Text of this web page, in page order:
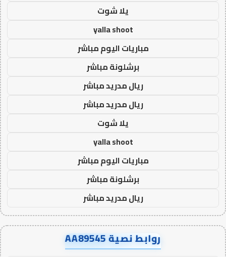
يلا شوت
yalla shoot
مباريات اليوم مباشر
برشلونة مباشر
ريال مدريد مباشر
ريال مدريد مباشر
يلا شوت
yalla shoot
مباريات اليوم مباشر
برشلونة مباشر
ريال مدريد مباشر
روابط نصية AA89545